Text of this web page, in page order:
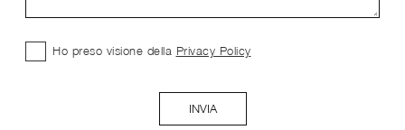
Ho preso visione della Privacy Policy
INVIA